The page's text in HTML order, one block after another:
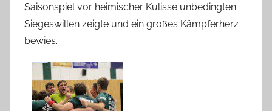
Saisonspiel vor heimischer Kulisse unbedingten
Siegeswillen zeigte und ein großes Kämpferherz
bewies.